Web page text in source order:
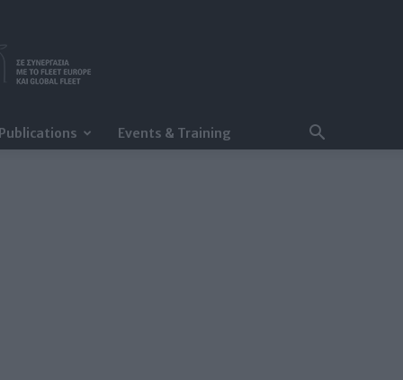
Publications Events & Training